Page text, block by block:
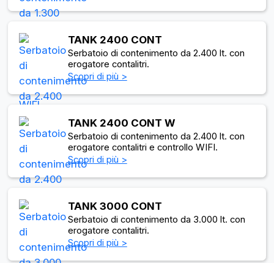
TANK 2400 CONT
Serbatoio di contenimento da 2.400 lt. con
erogatore contalitri.
Scopri di più >
TANK 2400 CONT W
Serbatoio di contenimento da 2.400 lt. con
erogatore contalitri e controllo WIFI.
Scopri di più >
TANK 3000 CONT
Serbatoio di contenimento da 3.000 lt. con
erogatore contalitri.
Scopri di più >